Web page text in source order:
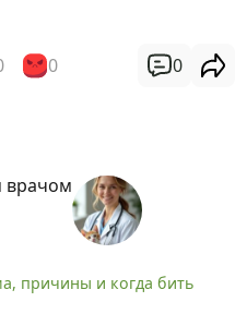
0 0
врачом
причины и когда бить